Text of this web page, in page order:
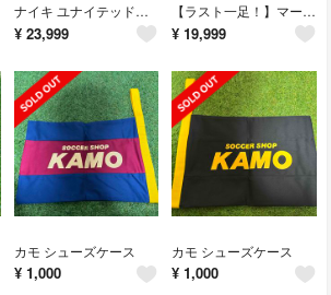
ナイキ ユナイテッドファントム 6 LOW エリート 26cm
¥ 23,999
【ラスト一足！】マーキュリアルヴェイパー16 エリートAG 26cm
¥ 19,999
カモ シューズケース
¥ 1,000
カモ シューズケース
¥ 1,000